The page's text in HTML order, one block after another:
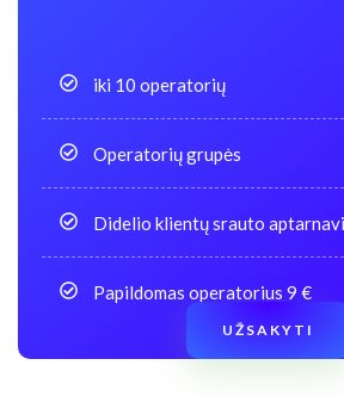
iki 10 operatorių
Operatorių grupės
Didelio klientų srauto
Papildomas operatorius 9 €
UŽSAKYTI